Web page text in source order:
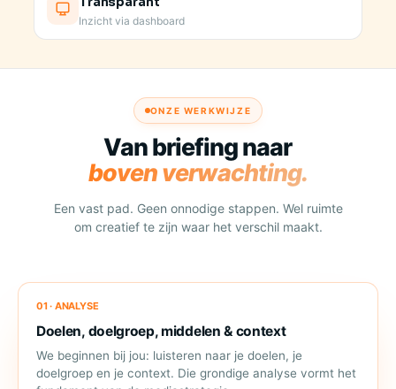
Inzicht via dashboard
ONZE WERKWIJZE
Van briefing naar
boven verwachting.
Een vast pad. Geen onnodige stappen. Wel ruimte
om creatief te zijn waar het verschil maakt.
01 · ANALYSE
Doelen, doelgroep, middelen & context
We beginnen bij jou: luisteren naar je doelen, je
doelgroep en je context. Die grondige analyse vormt het